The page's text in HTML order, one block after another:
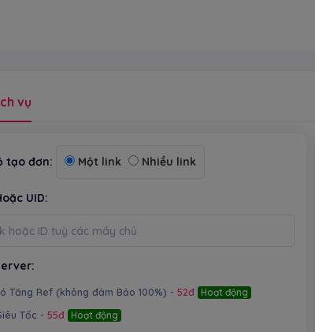
vụ
tạo đơn: Một link Nhiều link
UID:
Tăng Ref (không đảm Bảo 100%) - 52đ Hoạt động
Tốc - 55đ Hoạt động